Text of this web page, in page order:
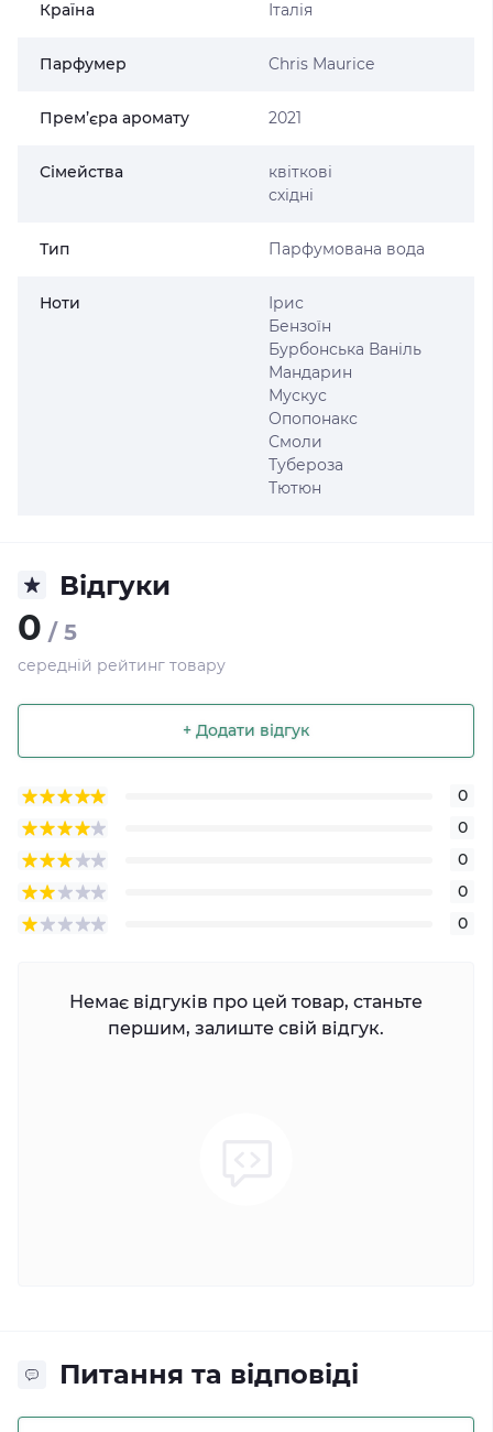
Країна Італія
Парфумер Chris Maurice
Прем’єра аромату 2021
Сімейства
квіткові
східні
Тип Парфумована вода
Ноти
Ірис
Бензоїн
Бурбонська Ваніль
Мандарин
Мускус
Опопонакс
Смоли
Тубероза
Тютюн
Відгуки
0 / 5
середній рейтинг товару
+ Додати відгук
0
0
0
0
0
Немає відгуків про цей товар, станьте
першим, залиште свій відгук.
Питання та відповіді